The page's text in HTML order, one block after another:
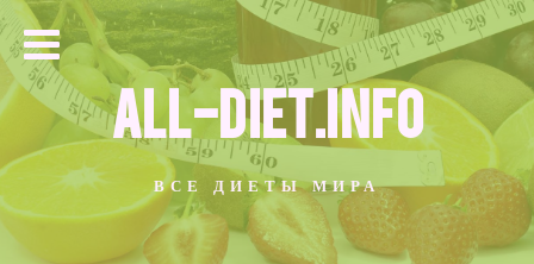
ALL-DIET.INFO
ВСЕ ДИЕТЫ МИРА